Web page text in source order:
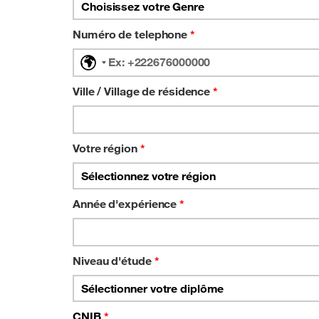
Numéro de telephone *
No
country
selected
Ville / Village de résidence*
Votre région *
Année d'expérience*
Niveau d'étude *
CNIB *